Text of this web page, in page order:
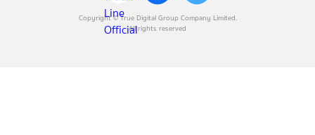
Copyright © True Digital Group Company Limited.
All rights reserved